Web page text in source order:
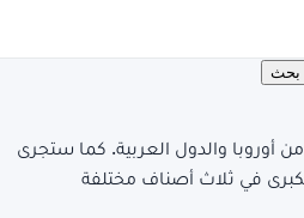
بحث
أوروبا والدول العربية. كما ستجرى
في ثلاث أصناف مختلفة